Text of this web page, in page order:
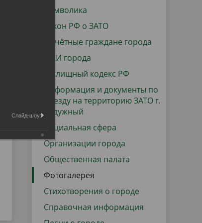
Городская среда
Региональный контроль
Поддержка малого и среднего
предпринимательства
Символика
Закон РФ о ЗАТО
Почётные граждане города
СМИ города
Жилищный кодекс РФ
Информация и документы по
въезду на территорию ЗАТО г.
Радужный
Социальная сфера
Организации города
Общественная палата
Фотогалерея
Стихотворения о городе
Справочная информация
Слайд-шоу: